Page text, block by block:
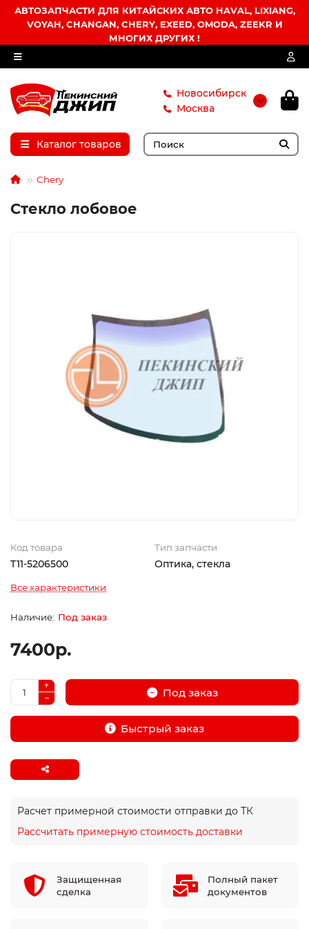
АВТОЗАПЧАСТИ ДЛЯ КИТАЙСКИХ АВТО HAVAL, LIXIANG,
VOYAH, CHANGAN, CHERY, EXEED, OMODA, ZEEKR И
МНОГИХ ДРУГИХ !
Новосибирск
Москва
Каталог товаров
Chery
Стекло лобовое
Код товара
T11-5206500
Тип запчасти
Оптика, стекла
Все характеристики
Под заказ
7400р.
Под заказ
Быстрый заказ
Расчет примерной стоимости отправки до ТК
Рассчитать примерную стоимость доставки
Защищенная
сделка
Полный пакет
документов